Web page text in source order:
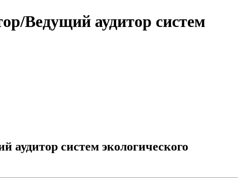
Ведущий аудитор систем
систем экологического